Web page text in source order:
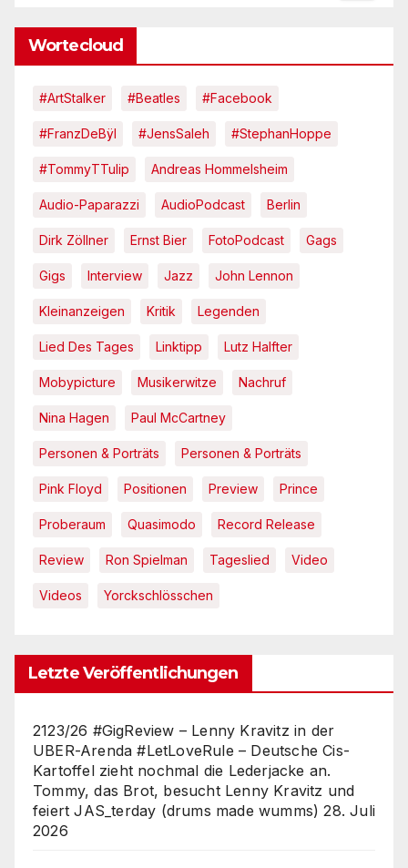
Wortecloud
#ArtStalker #Beatles #Facebook
#FranzDeBÿl #JensSaleh #StephanHoppe
#TommyTTulip Andreas Hommelsheim
Audio-Paparazzi AudioPodcast Berlin
Dirk Zöllner Ernst Bier FotoPodcast Gags
Gigs Interview Jazz John Lennon
Kleinanzeigen Kritik Legenden
Lied Des Tages Linktipp Lutz Halfter
Mobypicture Musikerwitze Nachruf
Nina Hagen Paul McCartney
Personen & Porträts Personen & Porträts
Pink Floyd Positionen Preview Prince
Proberaum Quasimodo Record Release
Review Ron Spielman Tageslied Video
Videos Yorckschlösschen
Letzte Veröffentlichungen
2123/26 #GigReview – Lenny Kravitz in der
UBER-Arenda #LetLoveRule – Deutsche Cis-
Kartoffel zieht nochmal die Lederjacke an.
Tommy, das Brot, besucht Lenny Kravitz und
feiert JAS_terday (drums made wumms) 28. Juli
2026